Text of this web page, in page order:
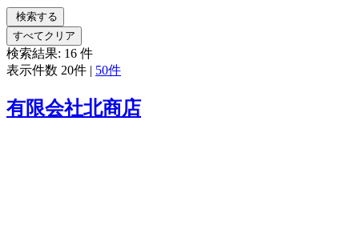
検索する
すべてクリア
検索結果: 16 件
表示件数 20件 | 50件
有限会社北商店